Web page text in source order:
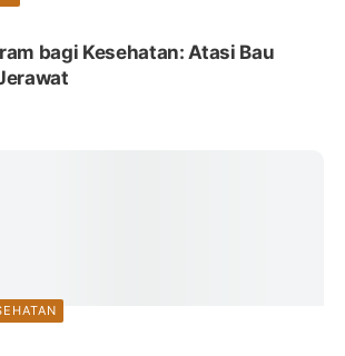
bagi Kesehatan: Atasi Bau